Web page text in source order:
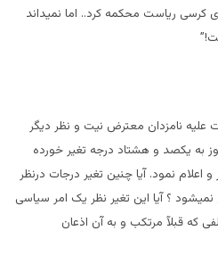
کرسی ریاست محکمه کرد.. اما نمیداند
علیه نامزدان معترض نیت و نظر دیگر
به یکصد و هشتاد درجه تغیر خورده
اعلام نمود. آیا چنین تغیر درجات درنظر
؟ آیا این تغیر نظر یک امر سیاسی
که قبلآ مرتکب و به آن اذعان